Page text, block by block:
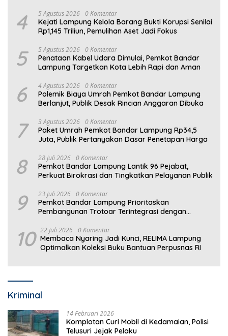
4 5 Agustus 2026 0 Komentar
Kejati Lampung Kelola Barang Bukti Korupsi Senilai
Rp1,145 Triliun, Pemulihan Aset Jadi Fokus
5 5 Agustus 2026 0 Komentar
Penataan Kabel Udara Dimulai, Pemkot Bandar
Lampung Targetkan Kota Lebih Rapi dan Aman
6 4 Agustus 2026 0 Komentar
Polemik Biaya Umrah Pemkot Bandar Lampung
Berlanjut, Publik Desak Rincian Anggaran Dibuka
7 3 Agustus 2026 0 Komentar
Paket Umrah Pemkot Bandar Lampung Rp34,5
Juta, Publik Pertanyakan Dasar Penetapan Harga
8 28 Juli 2026 0 Komentar
Pemkot Bandar Lampung Lantik 96 Pejabat,
Perkuat Birokrasi dan Tingkatkan Pelayanan Publik
9 23 Juli 2026 0 Komentar
Pemkot Bandar Lampung Prioritaskan
Pembangunan Trotoar Terintegrasi dengan
10 22 Juli 2026 0 Komentar
Membaca Nyaring Jadi Kunci, RELIMA Lampung
Optimalkan Koleksi Buku Bantuan Perpusnas RI
Kriminal
14 Februari 2026
Komplotan Curi Mobil di Kedamaian, Polisi
Telusuri Jejak Pelaku